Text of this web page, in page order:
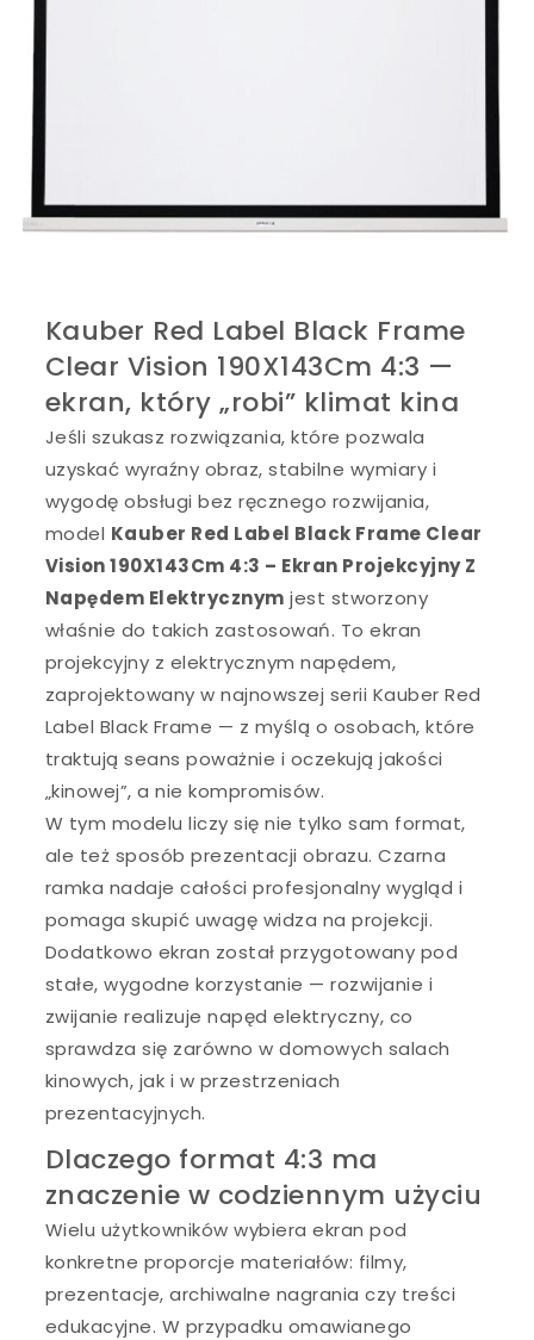
Kauber Red Label Black Frame
Clear Vision 190X143Cm 4:3 —
ekran, który „robi” klimat kina
Jeśli szukasz rozwiązania, które pozwala
uzyskać wyraźny obraz, stabilne wymiary i
wygodę obsługi bez ręcznego rozwijania,
model Kauber Red Label Black Frame Clear
Vision 190X143Cm 4:3 – Ekran Projekcyjny Z
Napędem Elektrycznym jest stworzony
właśnie do takich zastosowań. To ekran
projekcyjny z elektrycznym napędem,
zaprojektowany w najnowszej serii Kauber Red
Label Black Frame — z myślą o osobach, które
traktują seans poważnie i oczekują jakości
„kinowej”, a nie kompromisów.
W tym modelu liczy się nie tylko sam format,
ale też sposób prezentacji obrazu. Czarna
ramka nadaje całości profesjonalny wygląd i
pomaga skupić uwagę widza na projekcji.
Dodatkowo ekran został przygotowany pod
stałe, wygodne korzystanie — rozwijanie i
zwijanie realizuje napęd elektryczny, co
sprawdza się zarówno w domowych salach
kinowych, jak i w przestrzeniach
prezentacyjnych.
Dlaczego format 4:3 ma
znaczenie w codziennym użyciu
Wielu użytkowników wybiera ekran pod
konkretne proporcje materiałów: filmy,
prezentacje, archiwalne nagrania czy treści
edukacyjne. W przypadku omawianego